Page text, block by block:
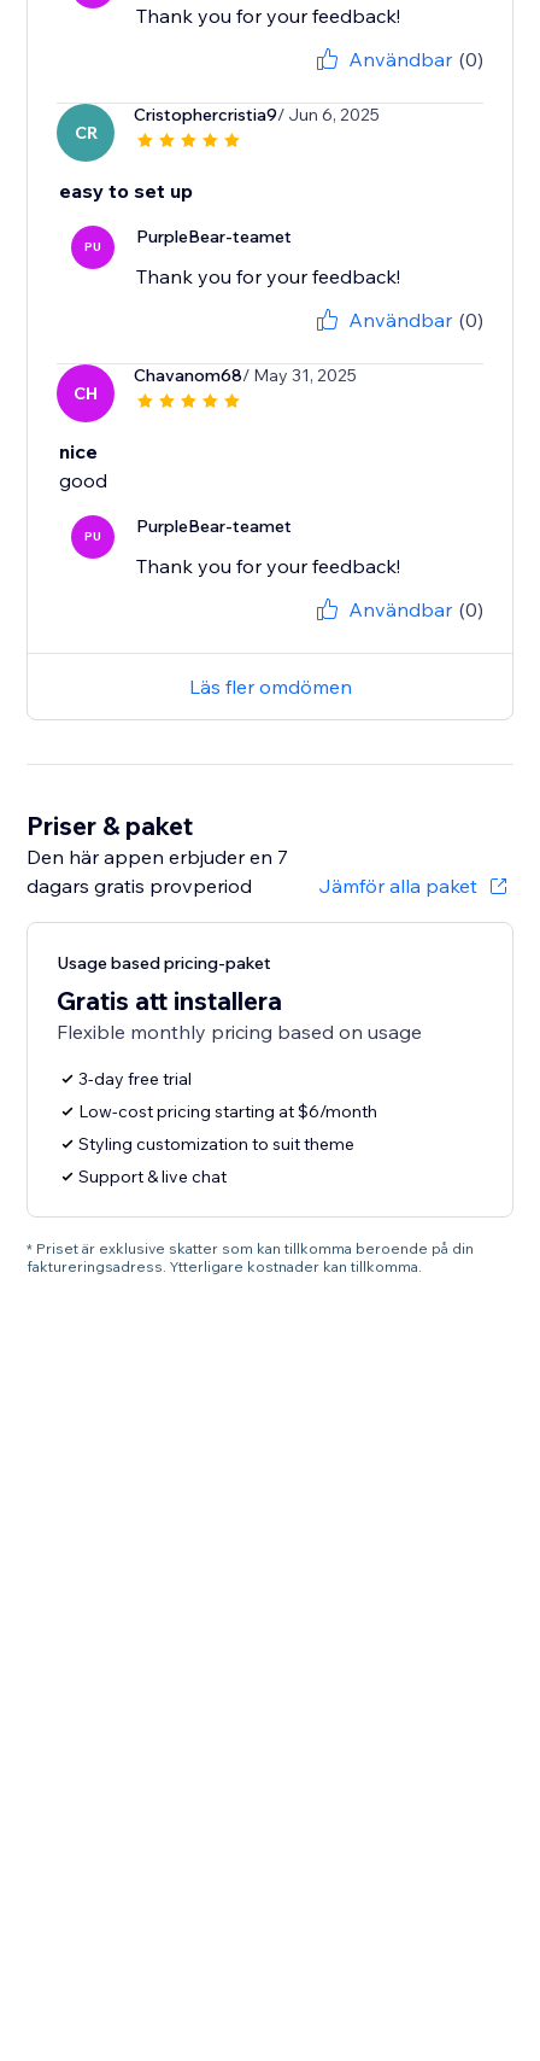
Användbar (0)
CR
Cristophercristia9/ Jun 6, 2025
easy to set up
PU PurpleBear-teamet
Thank you for your feedback!
Användbar (0)
CH
Chavanom68/ May 31, 2025
nice
good
PU PurpleBear-teamet
Thank you for your feedback!
Användbar (0)
Läs fler omdömen
Priser & paket
Den här appen erbjuder en 7
dagars gratis provperiod
Jämför alla paket
Usage based pricing-paket
Gratis att installera
Flexible monthly pricing based on usage
3-day free trial
Low-cost pricing starting at $6/month
Styling customization to suit theme
Support & live chat
* Priset är exklusive skatter som kan tillkomma beroende på din
faktureringsadress. Ytterligare kostnader kan tillkomma.